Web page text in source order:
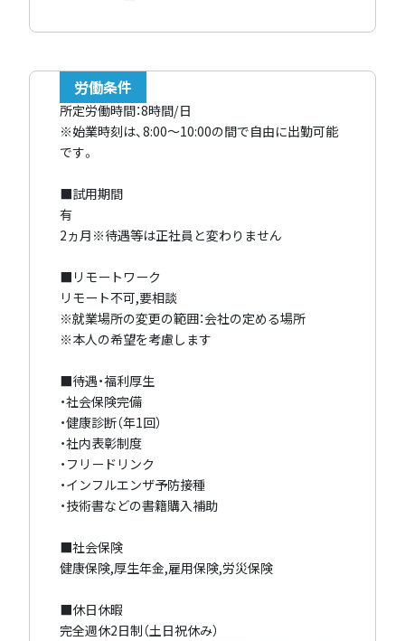
労働条件
所定労働時間：8時間/日
※始業時刻は、8:00～10:00の間で自由に出勤可能
です。
■試用期間
有
2ヵ月※待遇等は正社員と変わりません
■リモートワーク
リモート不可,要相談
※就業場所の変更の範囲：会社の定める場所
※本人の希望を考慮します
■待遇・福利厚生
・社会保険完備
・健康診断（年1回）
・社内表彰制度
・フリードリンク
・インフルエンザ予防接種
・技術書などの書籍購入補助
■社会保険
健康保険,厚生年金,雇用保険,労災保険
■休日休暇
完全週休2日制（土日祝休み）